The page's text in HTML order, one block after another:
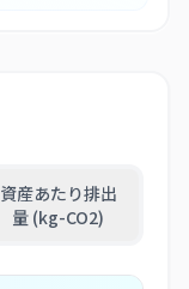
資産あたり排出
量 (kg-CO2)